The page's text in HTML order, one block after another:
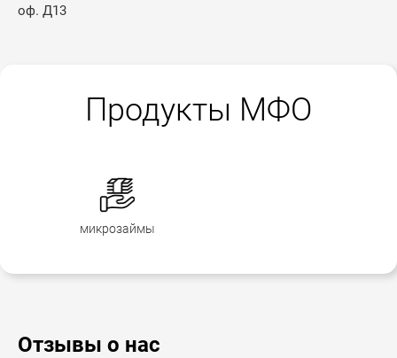
оф. Д13
Продукты МФО
микрозаймы
Отзывы о нас